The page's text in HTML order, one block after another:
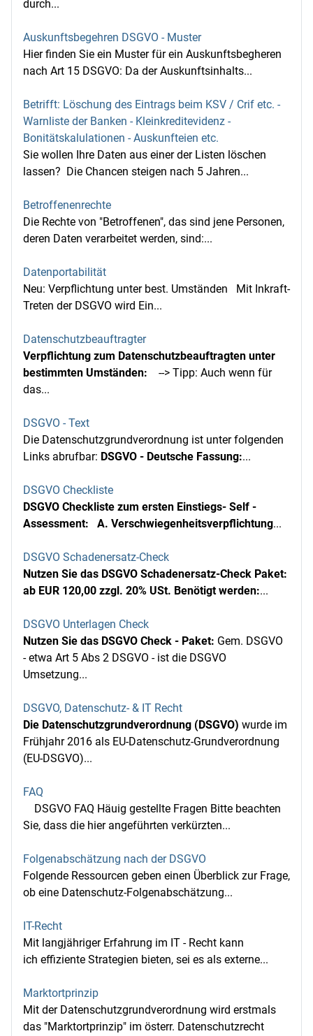
durch...
Auskunftsbegehren DSGVO - Muster
Hier finden Sie ein Muster für ein Auskunftsbegheren
nach Art 15 DSGVO: Da der Auskunftsinhalts...
Betrifft: Löschung des Eintrags beim KSV / Crif etc. -
Warnliste der Banken - Kleinkreditevidenz -
Bonitätskalulationen - Auskunfteien etc.
Sie wollen Ihre Daten aus einer der Listen löschen
lassen? Die Chancen steigen nach 5 Jahren...
Betroffenenrechte
Die Rechte von "Betroffenen", das sind jene Personen,
deren Daten verarbeitet werden, sind:...
Datenportabilität
Neu: Verpflichtung unter best. Umständen Mit Inkraft-
Treten der DSGVO wird Ein...
Datenschutzbeauftragter
Verpflichtung zum Datenschutzbeauftragten unter
bestimmten Umständen: --> Tipp: Auch wenn für
das...
DSGVO - Text
Die Datenschutzgrundverordnung ist unter folgenden
Links abrufbar: DSGVO - Deutsche Fassung:...
DSGVO Checkliste
DSGVO Checkliste zum ersten Einstiegs- Self -
Assessment:
A. Verschwiegenheitsverpflichtung...
DSGVO Schadenersatz-Check
Nutzen Sie das DSGVO Schadenersatz-Check Paket:
ab EUR 120,00 zzgl. 20% USt. Benötigt werden:...
DSGVO Unterlagen Check
Nutzen Sie das DSGVO Check - Paket: Gem. DSGVO
- etwa Art 5 Abs 2 DSGVO - ist die DSGVO
Umsetzung...
DSGVO, Datenschutz- & IT Recht
Die Datenschutzgrundverordnung (DSGVO) wurde im
Frühjahr 2016 als EU-Datenschutz-Grundverordnung
(EU-DSGVO)...
FAQ
DSGVO FAQ Häuig gestellte Fragen Bitte beachten
Sie, dass die hier angeführten verkürzten...
Folgenabschätzung nach der DSGVO
Folgende Ressourcen geben einen Überblick zur Frage,
ob eine Datenschutz-Folgenabschätzung...
IT-Recht
Mit langjähriger Erfahrung im IT - Recht kann
ich effiziente Strategien bieten, sei es als externe...
Marktortprinzip
Mit der Datenschutzgrundverordnung wird erstmals
das "Marktortprinzip" im österr. Datenschutzrecht